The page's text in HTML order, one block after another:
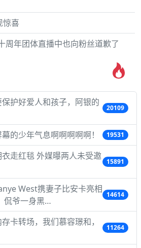
惊喜
周年团体直播中也向粉丝道歉了
护好爱人和孩子，阿银的
20109
的少年气息啊啊啊啊啊！ 19531
走红毯 外媒曝两人未受邀
15891
West携妻子比安卡亮相
侃爷一身黑…
14614
卡转场，我们慕容璟和，
11264